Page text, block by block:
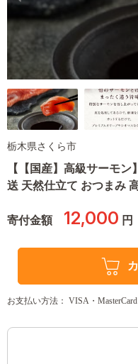
栃木県さくら市
【【国産】高級サーモ
送 天然仕立て おつまみ
寄付金額 12,000 円
お支払い方法： VISA・